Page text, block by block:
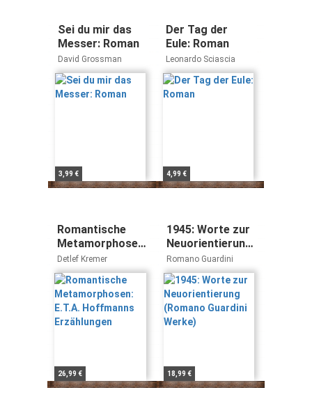
Sei du mir das
Messer: Roman
David Grossman
3,99 €
Der Tag der
Eule: Roman
Leonardo Sciascia
4,99 €
Romantische
Metamorphosen:
E.T.A.
Hoffmanns
Erzählungen
Detlef Kremer
26,99 €
1945: Worte zur
Neuorientierung
(Romano
Guardini Werke)
Romano Guardini
18,99 €